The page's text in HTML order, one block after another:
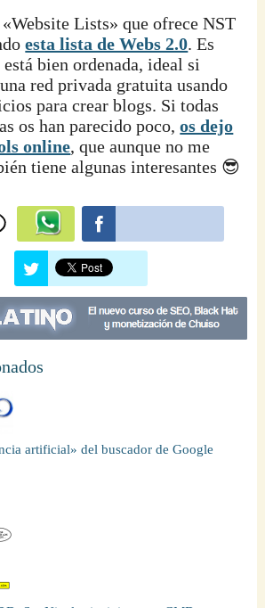
Lists» que ofrece NST
esta lista de Webs 2.0. Es
bien ordenada, ideal si
red privada gratuita usando
para crear blogs. Si todas
os han parecido poco,os dejo
online, que aunque no me
tiene algunas interesantes 😎
artificial» del buscador de Google